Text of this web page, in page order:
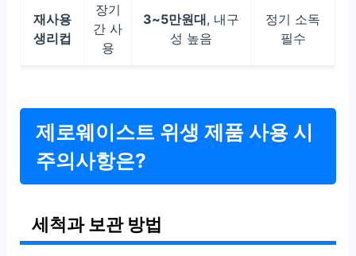
재사용
생리컵
장기
간 사
용
3~5만원대, 내구
성 높음
정기 소독
필수
제로웨이스트 위생 제품 사용 시
주의사항은?
세척과 보관 방법